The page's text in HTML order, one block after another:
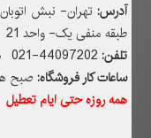
آدرس: تهران- نبش
طبقه منفی یک- واحد 21
تلفن:
ساعات کار فروشگاه: صبح ها 10 الی 14 بعدازظهرها 15
همه روزه حتی ایام تعطیل